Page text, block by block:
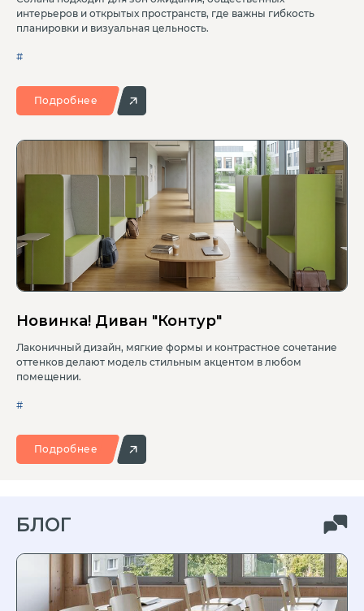
интерьеров и открытых пространств, где важны гибкость
планировки и визуальная цельность.
#
Подробнее
Новинка! Диван "Контур"
Лаконичный дизайн, мягкие формы и контрастное сочетание
оттенков делают модель стильным акцентом в любом
помещении.
#
Подробнее
БЛОГ